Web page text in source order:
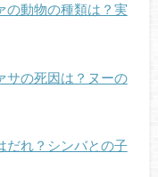
の動物の種類は？実
サの死因は？ヌーの
だれ？シンバとの子